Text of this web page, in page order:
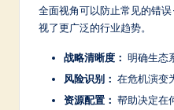
&全面视角可以防止常见的错
视了更广泛的行业趋势。
战略清晰度： 明确生态
风险识别： 在危机演变
资源配置： 帮助决定在